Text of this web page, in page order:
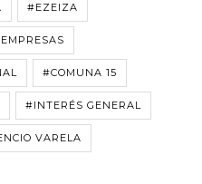
#EZEIZA
#COMUNA 15
#INTERÉS GENERAL
VARELA